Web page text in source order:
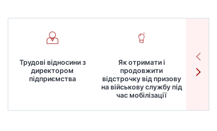
Трудові відносини з
директором
підприємства
Як отримати і
продовжити
відстрочку від призову
на військову службу під
час мобілізації